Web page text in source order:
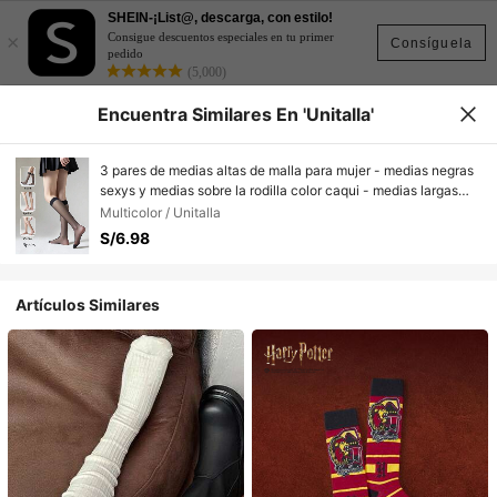
Consíguela
×
SHEIN-¡List@, descarga, con estilo!
Consigue descuentos especiales en tu primer
pedido
(5,000)
Encuentra Similares En 'Unitalla'
3 pares de medias altas de malla para mujer - medias negras
sexys y medias sobre la rodilla color caqui - medias largas
transpirables y vaporosas de verano para comodidad y estilo
Multicolor / Unitalla
S/6.98
Artículos Similares